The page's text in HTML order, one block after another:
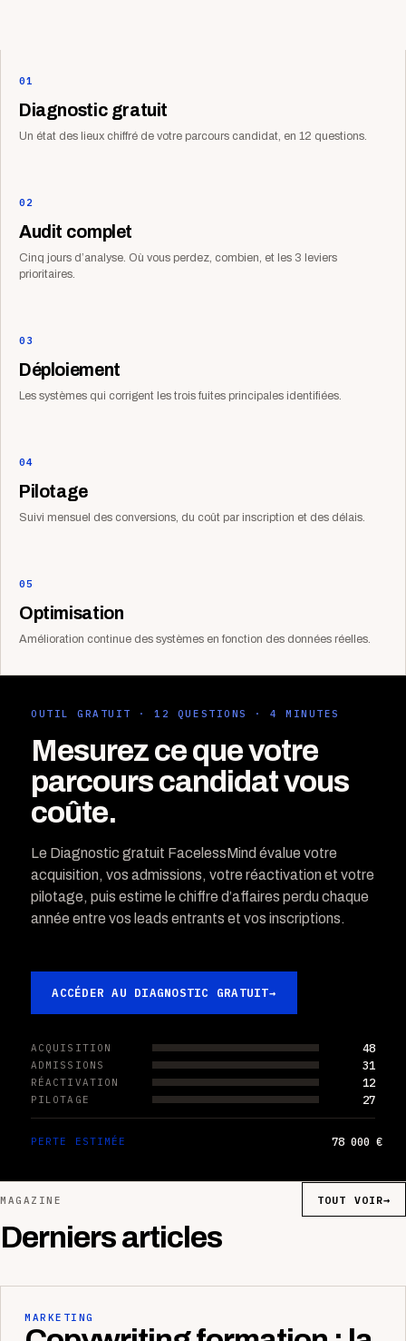
01
Diagnostic gratuit
Un état des lieux chiffré de votre parcours candidat, en 12 questions.
02
Audit complet
Cinq jours d’analyse. Où vous perdez, combien, et les 3 leviers
prioritaires.
03
Déploiement
Les systèmes qui corrigent les trois fuites principales identifiées.
04
Pilotage
Suivi mensuel des conversions, du coût par inscription et des délais.
05
Optimisation
Amélioration continue des systèmes en fonction des données réelles.
OUTIL GRATUIT · 12 QUESTIONS · 4 MINUTES
Mesurez ce que votre
parcours candidat vous
coûte.
Le Diagnostic gratuit FacelessMind évalue votre
acquisition, vos admissions, votre réactivation et votre
pilotage, puis estime le chiffre d’affaires perdu chaque
année entre vos leads entrants et vos inscriptions.
ACCÉDER AU DIAGNOSTIC GRATUIT→
ACQUISITION 48
ADMISSIONS 31
RÉACTIVATION 12
PILOTAGE 27
PERTE ESTIMÉE 78 000 €
MAGAZINE
Derniers articles
TOUT VOIR→
MARKETING